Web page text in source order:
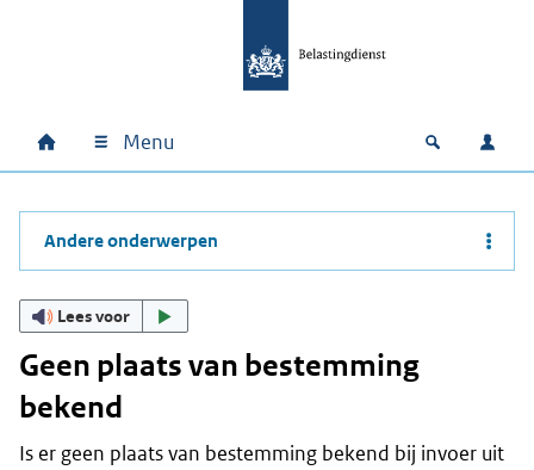
Hoofdnavigatie
Home Menu Open
Andere onderwerpen
Lees voor
Geen plaats van bestemming
bekend
Is er geen plaats van bestemming bekend bij invoer uit